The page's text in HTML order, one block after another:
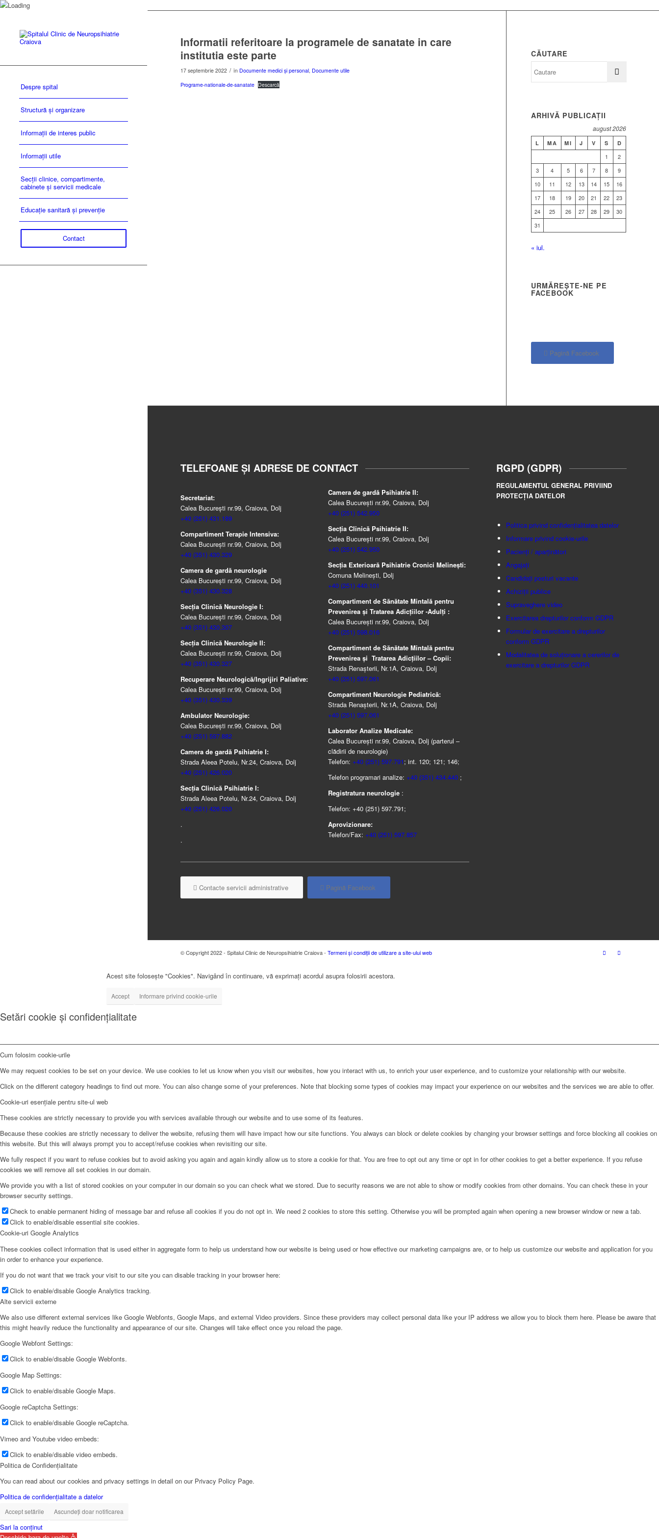
Despre spital
Structură și organizare
Informații de interes public
Informații utile
Secții clinice, compartimente,
cabinete și servicii medicale
Educație sanitară și prevenție
Contact
Informatii referitoare la programele de sanatate in care
institutia este parte
17 septembrie 2022 / în Documente medici și personal, Documente utile
Programe-nationale-de-sanatate Descarcă
CĂUTARE
ARHIVĂ PUBLICAȚII
august 2026
L MA MI J V S D
1
2
3
4 5 6 7 8
9
10
11 12 13 14 15
16
17
18 19 20 21 22
23
24
25 26 27 28 29
30
31
« iul.
URMĂREȘTE-NE PE
FACEBOOK
Pagină Facebook
TELEFOANE ȘI ADRESE DE CONTACT
Secretariat:
Calea București nr.99, Craiova, Dolj
+40 (251) 431.189
Compartiment Terapie Intensiva:
Calea București nr.99, Craiova, Dolj
+40 (351) 430.329
Camera de gardă neurologie
Calea București nr.99, Craiova, Dolj
+40 (351) 430.328
Secția Clinică Neurologie I:
Calea București nr.99, Craiova, Dolj
+40 (351) 430.307
Secția Clinică Neurologie II:
Calea București nr.99, Craiova, Dolj
+40 (351) 430.327
Recuperare Neurologică/Ingrijiri Paliative:
Calea București nr.99, Craiova, Dolj
+40 (351) 430.339
Ambulator Neurologie:
Calea București nr.99, Craiova, Dolj
+40 (251) 597.882
Camera de gardă Psihiatrie I:
Strada Aleea Potelu, Nr.24, Craiova, Dolj
+40 (251) 426.020
Secția Clinică Psihiatrie I:
Strada Aleea Potelu, Nr.24, Craiova, Dolj
+40 (251) 426.020
.
.
Camera de gardă Psihiatrie II:
Calea București nr.99, Craiova, Dolj
+40 (251) 542.950
Secția Clinică Psihiatrie II:
Calea București nr.99, Craiova, Dolj
+40 (251) 542.950
Secția Exterioară Psihiatrie Cronici Melinești:
Comuna Melinești, Dolj
+40 (251) 440.101
Compartiment de Sănătate Mintală pentru
Prevenirea şi Tratarea Adicţiilor -Adulţi :
Calea București nr.99, Craiova, Dolj
+40 (251) 598.016
Compartiment de Sănătate Mintală pentru
Prevenirea şi Tratarea Adicţiilor – Copii:
Strada Renașterii, Nr.1A, Craiova, Dolj
+40 (251) 597.061
Compartiment Neurologie Pediatrică:
Strada Renaşterii, Nr.1A, Craiova, Dolj
+40 (251) 597.061
Laborator Analize Medicale:
Calea București nr.99, Craiova, Dolj (parterul –
clădirii de neurologie)
Telefon: +40 (251) 597.791; int. 120; 121; 146;
Telefon programari analize: +40 (351) 434.440;
Registratura neurologie:
Telefon: +40 (251) 597.791;
Aprovizionare:
Telefon/Fax: +40 (251) 597.857
Contacte servicii administrative Pagină Facebook
RGPD (GDPR)
REGULAMENTUL GENERAL PRIVIIND
PROTECȚIA DATELOR
Politica privind confidențialitatea datelor
Informare privind cookie-urile
Pacienți / aparținători
Angajați
Candidați posturi vacante
Achiziții publice
Supraveghere video
Exercitarea drepturilor conform GDPR
Formular de exercitare a drepturilor
conform GDPR
Modalitatea de soluționare a cererilor de
exercitare a drepturilor GDPR
© Copyright 2022 - Spitalul Clinic de Neuropsihiatrie Craiova - Termeni și condiții de utilizare a site-ului web
Acest site folosește "Cookies". Navigând în continuare, vă exprimați acordul asupra folosirii acestora.
Accept Informare privind cookie-urile
Setări cookie și confidențialitate
Cum folosim cookie-urile
We may request cookies to be set on your device. We use cookies to let us know when you visit our websites, how you interact with us, to enrich your user experience, and to customize your relationship with our website.
Click on the different category headings to find out more. You can also change some of your preferences. Note that blocking some types of cookies may impact your experience on our websites and the services we are able to offer.
Cookie-uri esențiale pentru site-ul web
These cookies are strictly necessary to provide you with services available through our website and to use some of its features.
Because these cookies are strictly necessary to deliver the website, refusing them will have impact how our site functions. You always can block or delete cookies by changing your browser settings and force blocking all cookies on
this website. But this will always prompt you to accept/refuse cookies when revisiting our site.
We fully respect if you want to refuse cookies but to avoid asking you again and again kindly allow us to store a cookie for that. You are free to opt out any time or opt in for other cookies to get a better experience. If you refuse
cookies we will remove all set cookies in our domain.
We provide you with a list of stored cookies on your computer in our domain so you can check what we stored. Due to security reasons we are not able to show or modify cookies from other domains. You can check these in your
browser security settings.
Check to enable permanent hiding of message bar and refuse all cookies if you do not opt in. We need 2 cookies to store this setting. Otherwise you will be prompted again when opening a new browser window or new a tab.
Click to enable/disable essential site cookies.
Cookie-uri Google Analytics
These cookies collect information that is used either in aggregate form to help us understand how our website is being used or how effective our marketing campaigns are, or to help us customize our website and application for you
in order to enhance your experience.
If you do not want that we track your visit to our site you can disable tracking in your browser here:
Click to enable/disable Google Analytics tracking.
Alte servicii externe
We also use different external services like Google Webfonts, Google Maps, and external Video providers. Since these providers may collect personal data like your IP address we allow you to block them here. Please be aware that
this might heavily reduce the functionality and appearance of our site. Changes will take effect once you reload the page.
Google Webfont Settings:
Click to enable/disable Google Webfonts.
Google Map Settings:
Click to enable/disable Google Maps.
Google reCaptcha Settings:
Click to enable/disable Google reCaptcha.
Vimeo and Youtube video embeds:
Click to enable/disable video embeds.
Politica de Confidențialitate
You can read about our cookies and privacy settings in detail on our Privacy Policy Page.
Politica de confidențialitate a datelor
Accept setările Ascundeți doar notificarea
Sari la conținut